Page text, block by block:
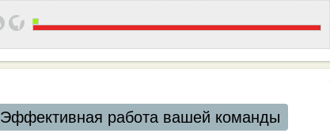
Эффективная работа вашей команды